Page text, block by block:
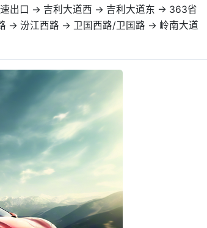
出口 → 吉利大道西 → 吉利大道东 → 363省
→ 汾江西路 → 卫国西路/卫国路 → 岭南大道